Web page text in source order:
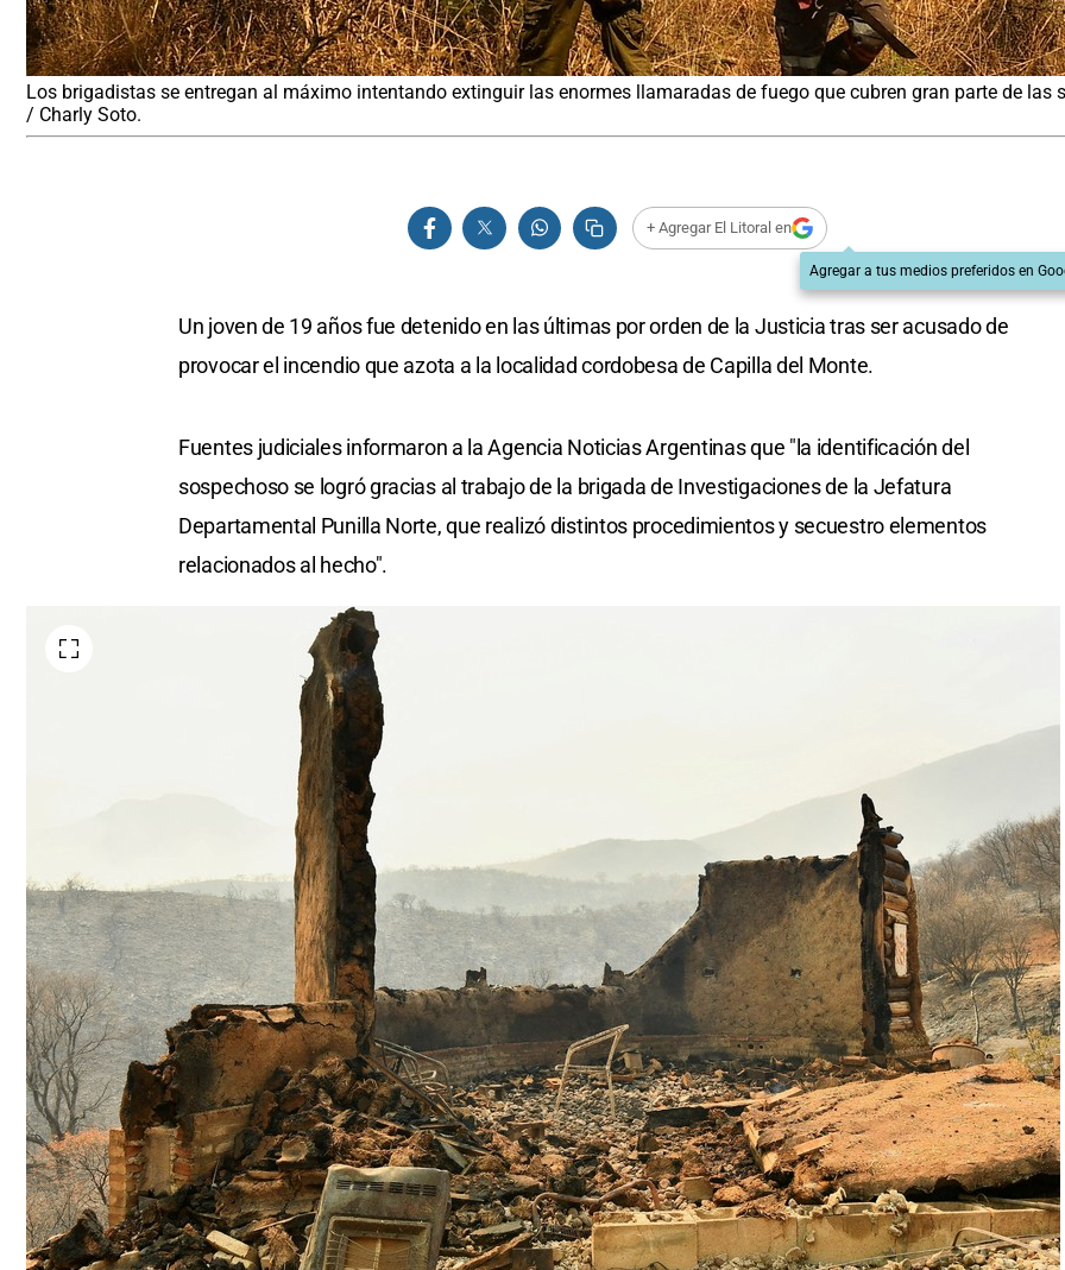
Los brigadistas se entregan al máximo intentando extinguir las enormes llamaradas de fuego que cubren gran parte de las
/ Charly Soto.
+ Agregar El Litoral en
Agregar a tus medios preferidos en
Un joven de 19 años fue detenido en las últimas por orden de la Justicia tras ser acusado de
provocar el incendio que azota a la localidad cordobesa de Capilla del Monte.
Fuentes judiciales informaron a la Agencia Noticias Argentinas que "la identificación del
sospechoso se logró gracias al trabajo de la brigada de Investigaciones de la Jefatura
Departamental Punilla Norte, que realizó distintos procedimientos y secuestro elementos
relacionados al hecho".